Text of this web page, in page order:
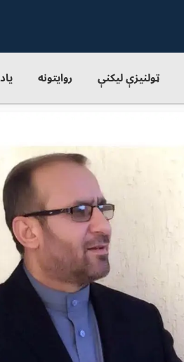
ټولنيزې ليکنې روایتونه